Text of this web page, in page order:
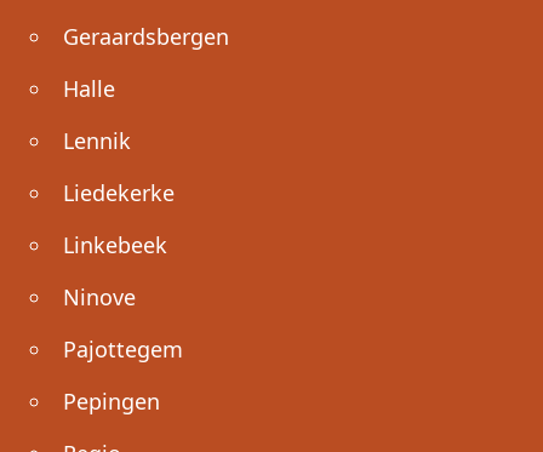
Geraardsbergen
Halle
Lennik
Liedekerke
Linkebeek
Ninove
Pajottegem
Pepingen